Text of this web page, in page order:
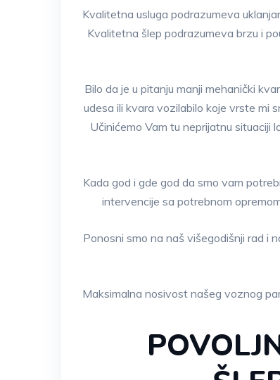
Kvalitetna usluga podrazumeva
Kvalitetna šlep podrazumeva brzu i
Bilo da je u pitanju manji mehanički
udesa ili kvara vozilabilo koje vrste mi
Učinićemo Vam tu neprijatnu situaciji
Kada god i gde god da smo vam
intervencije sa potrebnom
Ponosni smo na naš višegodišnji rad i
Maksimalna nosivost našeg voznog